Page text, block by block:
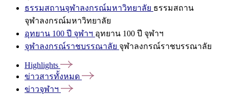
ธรรมสถานจุฬาลงกรณ์มหาวิทยาลัย ธรรมสถาน
จุฬาลงกรณ์มหาวิทยาลัย
อุทยาน 100 ปี จุฬาฯ อุทยาน 100 ปี จุฬาฯ
จุฬาลงกรณ์ราชบรรณาลัย จุฬาลงกรณ์ราชบรรณาลัย
Highlights
ข่าวสารทั้งหมด
ข่าวจุฬาฯ